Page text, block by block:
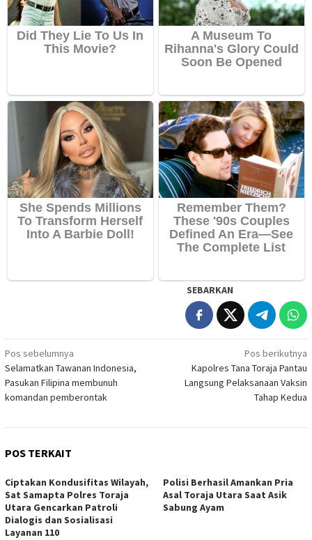
SEBARKAN
Navigasi
pos
Pos sebelumnya
Selamatkan Tawanan Indonesia,
Pasukan Filipina membunuh
komandan pemberontak
Pos berikutnya
Kapolres Tana Toraja Pantau
Langsung Pelaksanaan Vaksin
Tahap Kedua
POS TERKAIT
Ciptakan Kondusifitas Wilayah,
Sat Samapta Polres Toraja
Utara Gencarkan Patroli
Dialogis dan Sosialisasi
Layanan 110
Polisi Berhasil Amankan Pria
Asal Toraja Utara Saat Asik
Sabung Ayam